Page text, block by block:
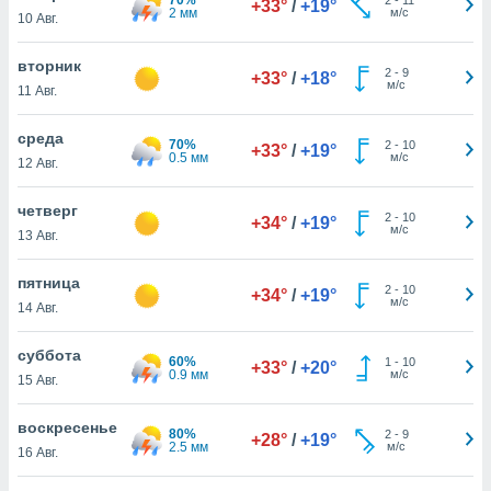
действия
рекламу
нашей
cookie
cookie
в
нашего
10 Авг.
2 мм
+33° / +19°
м/с
вторник
11 Авг.
+33° / +18° 2- 9
м/с
среда
12 Авг.
70%
0.5 мм
+33° / +19° 2- 10
м/с
четверг
13 Авг.
+34° / +19° 2- 10
м/с
пятница
14 Авг.
+34° / +19° 2- 10
м/с
суббота
15 Авг.
60%
0.9 мм
+33° / +20° 1 - 10
м/с
воскресенье
16 Авг.
80%
2.5 мм
+28° / +19° 2- 9
м/с